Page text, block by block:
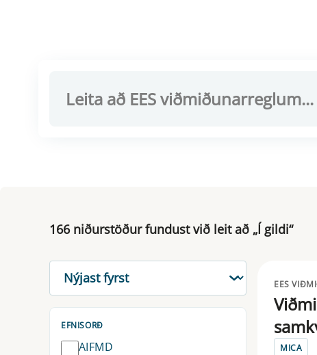
166 niðurstöður fundust við leit að „Í gildi“
RÖÐUN
EFNISORÐ
AIFMD
EES
MICA